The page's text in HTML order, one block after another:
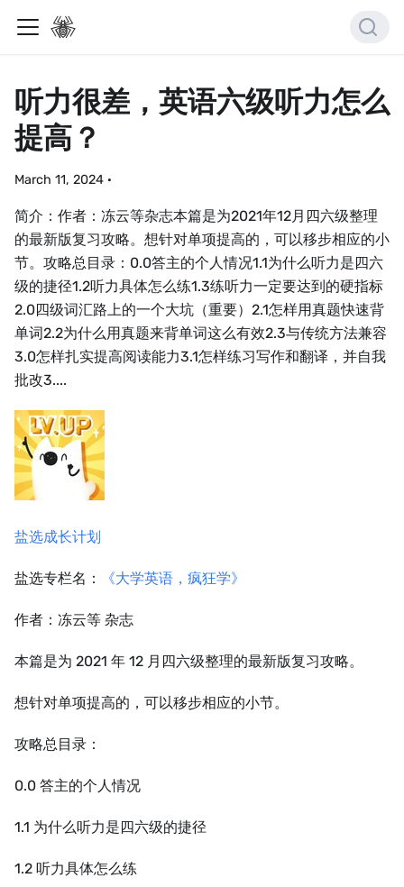
听力很差，英语六级听力怎么
提高？
March 11, 2024 ·
简介：作者：冻云等杂志本篇是为2021年12月四六级整理
的最新版复习攻略。想针对单项提高的，可以移步相应的小
节。攻略总目录：0.0答主的个人情况1.1为什么听力是四六
级的捷径1.2听力具体怎么练1.3练听力一定要达到的硬指标
2.0四级词汇路上的一个大坑（重要）2.1怎样用真题快速背
单词2.2为什么用真题来背单词这么有效2.3与传统方法兼容
3.0怎样扎实提高阅读能力3.1怎样练习写作和翻译，并自我
批改3....
盐选成长计划
盐选专栏名： 《大学英语，疯狂学》
作者：冻云等 杂志
本篇是为 2021 年 12 月四六级整理的最新版复习攻略。
想针对单项提高的，可以移步相应的小节。
攻略总目录：
0.0 答主的个人情况
1.1 为什么听力是四六级的捷径
1.2 听力具体怎么练